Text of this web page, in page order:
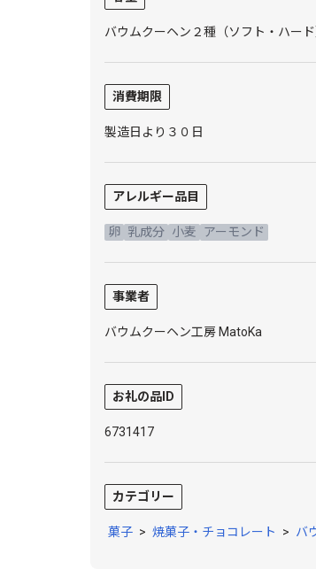
バウムクーヘン２種（ソフト・ハー
消費期限
製造日より３０日
アレルギー品目
卵 乳成分 小麦 アーモンド
事業者
バウムクーヘン工房 MatoKa
お礼の品ID
6731417
カテゴリー
菓子 > 焼菓子・チョコレート > バ